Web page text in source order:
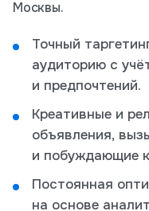
Москвы.
Точный
аудиторию с
и предпочтений.
Креативные и
объявления,
и побуждающие
Постоянная
на основе